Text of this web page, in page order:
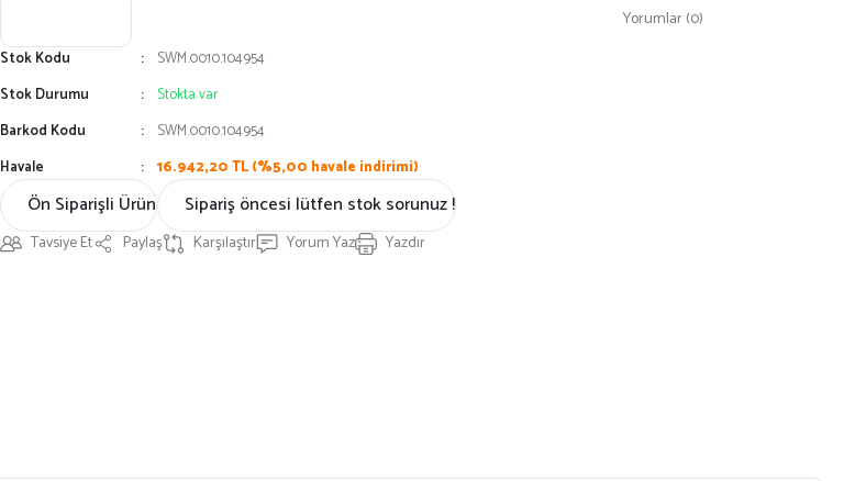
Yorumlar (0)
Stok Kodu
SWM.0010.104954
Stok Durumu
Stokta var
Barkod Kodu
SWM.0010.104954
Havale
16.942,20 TL (%5,00 havale indirimi)
Ön Siparişli Ürün Sipariş öncesi lütfen stok sorunuz !
Tavsiye Et Paylaş Karşılaştır Yorum Yaz Yazdır